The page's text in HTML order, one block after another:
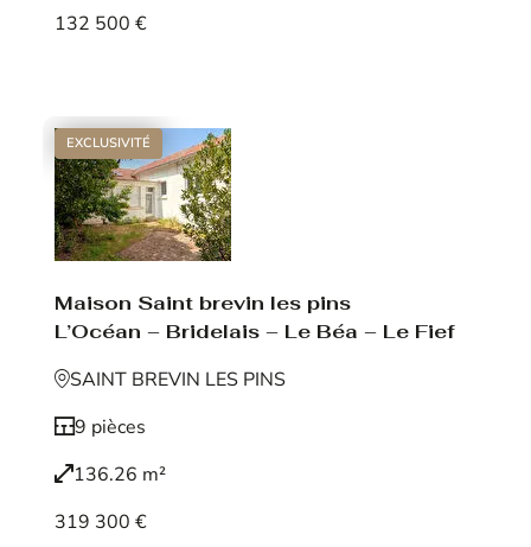
132 500 €
EXCLUSIVITÉ
Maison Saint brevin les pins
L’Océan – Bridelais – Le Béa – Le Fief
SAINT BREVIN LES PINS
9 pièces
136.26 m²
319 300 €